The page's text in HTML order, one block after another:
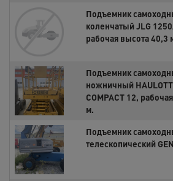
Подъемник
коленчатый JLG
рабочая высота 40,3
Подъемник
ножничный
COMPACT 12,
м.
Подъемник
телескопический